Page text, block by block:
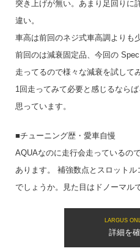
突き上げが無い。あまり足回りに
違い。
車高は前回のネジ式車高調よりも
前回のは減衰固定品、今回の
走ってるので様々な減衰を試して
1回走ってみて必要と感じるなら
思っています。
■チューニング歴・愛車自慢
AQUAなのに走行会走っているの
あります。 補強数点とスロット
でしょうか。見た目はドノーマル
LARGUS
詳細を